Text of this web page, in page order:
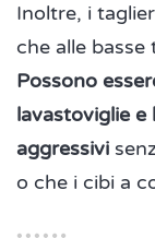
Inoltre, i
che alle
Possono
lavastoviglie
aggressivi
o che i cibi a